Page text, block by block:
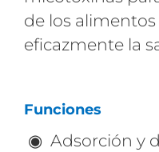
de los
eficazmente la
Funciones
◉ Adsorción y